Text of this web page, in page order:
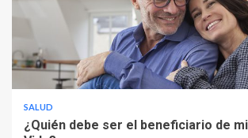
SALUD
¿Quién debe ser el beneficiario de